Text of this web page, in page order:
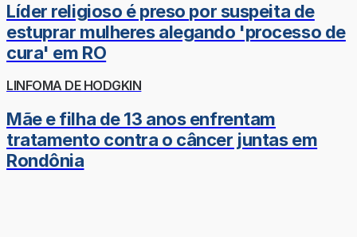
Líder religioso é preso por suspeita de
estuprar mulheres alegando 'processo de
cura' em RO
LINFOMA DE HODGKIN
Mãe e filha de 13 anos enfrentam
tratamento contra o câncer juntas em
Rondônia